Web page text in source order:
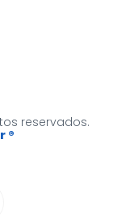
reservados.
®